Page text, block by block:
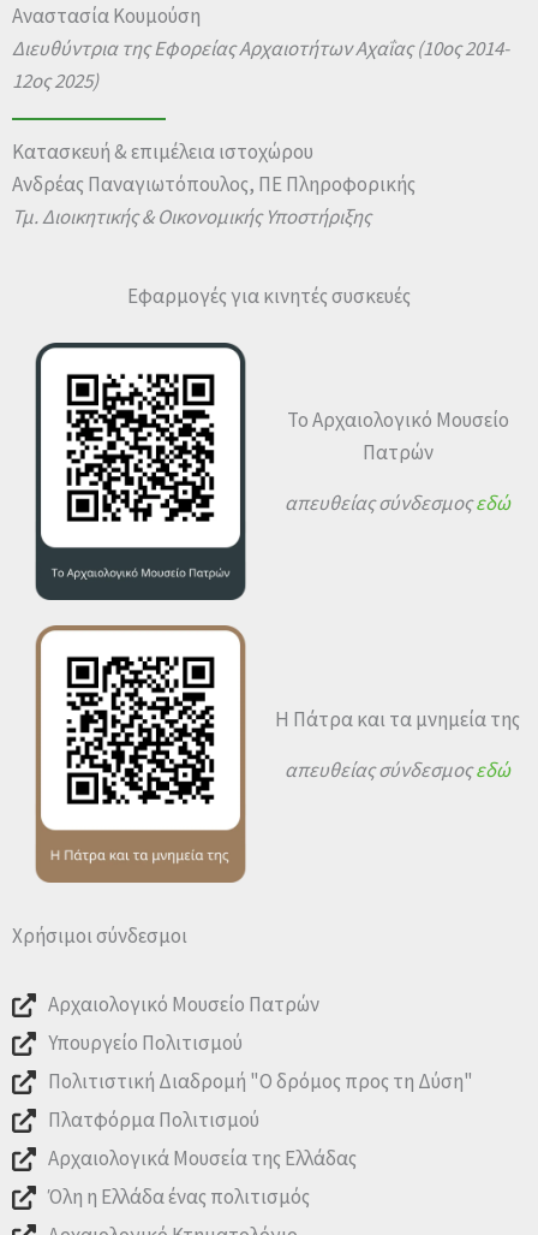
Αναστασία Κουμούση
Διευθύντρια της Εφορείας Αρχαιοτήτων Αχαΐας (10ος 2014-
12ος 2025)
Κατασκευή & επιμέλεια ιστοχώρου
Ανδρέας Παναγιωτόπουλος, ΠΕ Πληροφορικής
Τμ. Διοικητικής & Οικονομικής Υποστήριξης
Εφαρμογές για κινητές συσκευές
Το Αρχαιολογικό Μουσείο
Πατρών
απευθείας σύνδεσμοςεδώ
Η Πάτρα και τα μνημεία της
απευθείας σύνδεσμοςεδώ
Χρήσιμοι σύνδεσμοι
Αρχαιολογικό Μουσείο Πατρών
Υπουργείο Πολιτισμού
Πολιτιστική Διαδρομή "Ο δρόμος προς τη Δύση"
Πλατφόρμα Πολιτισμού
Αρχαιολογικά Μουσεία της Ελλάδας
Όλη η Ελλάδα ένας πολιτισμός